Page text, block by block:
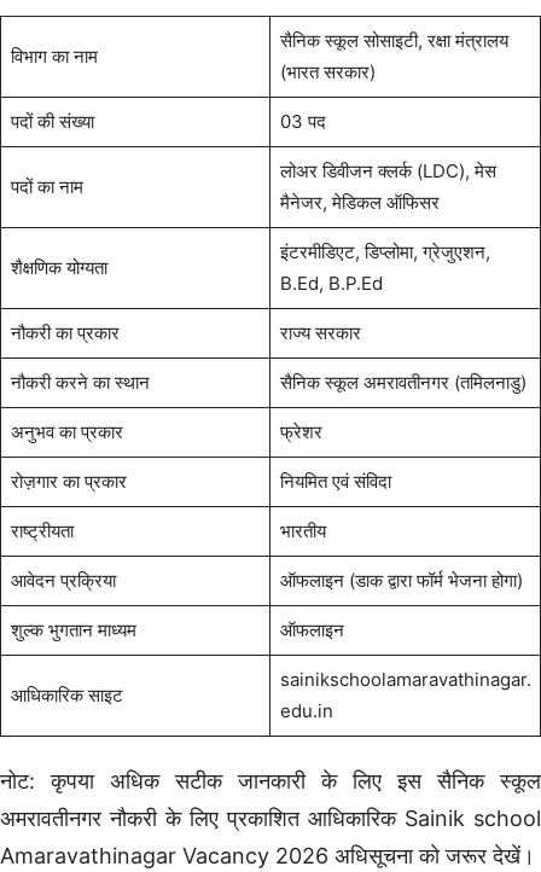
विभाग का नाम
सैनिक स्कूल सोसाइटी, रक्षा मंत्रालय
(भारत सरकार)
पदों की संख्या 03 पद
पदों का नाम
लोअर डिवीजन क्लर्क (LDC), मेस
मैनेजर, मेडिकल ऑफिसर
शैक्षणिक योग्यता
इंटरमीडिएट, डिप्लोमा, ग्रेजुएशन,
B.Ed, B.P.Ed
नौकरी का प्रकार राज्य सरकार
नौकरी करने का स्थान सैनिक स्कूल अमरावतीनगर (तमिलनाडु)
अनुभव का प्रकार फ्रेशर
रोज़गार का प्रकार नियमित एवं संविदा
राष्ट्रीयता भारतीय
आवेदन प्रक्रिया ऑफलाइन (डाक द्वारा फॉर्म भेजना होगा)
शुल्क भुगतान माध्यम ऑफलाइन
आधिकारिक साइट
sainikschoolamaravathinagar.
edu.in
नोट: कृपया अधिक सटीक जानकारी के लिए इस सैनिक स्कूल
अमरावतीनगर नौकरी के लिए प्रकाशित आधिकारिक Sainik school
Amaravathinagar Vacancy 2026 अधिसूचना को जरूर देखें।